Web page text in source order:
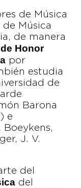
de Música
Música
de manera
Honor
por
estudia
de
Barona
e
J. V.
del
del